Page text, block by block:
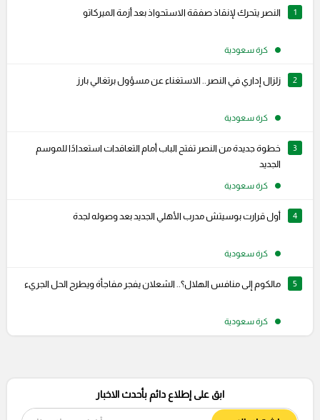
1 النصر يتحرك لإنقاذ صفقة الاستحواذ بعد أزمة الميركاتو
كرة سعودية
2 زلزال إداري في النصر.. الاستغناء عن مسؤول برتغالي بارز
كرة سعودية
3
خطوة جديدة من النصر تفتح الباب أمام التعاقدات استعدادًا للموسم
الجديد
كرة سعودية
4 أول قرارت بوسيتش مدرب الأهلي الجديد بعد وصوله لجدة
كرة سعودية
5 مالكوم إلى منافس الهلال؟.. الشعلان يفجر مفاجأة ويطرح الحل الجريء
كرة سعودية
ابق على إطلاع دائم بأحدث الاخبار